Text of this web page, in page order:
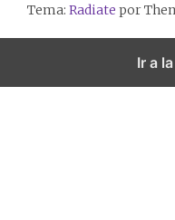
Tema: Radiate por
Ir a